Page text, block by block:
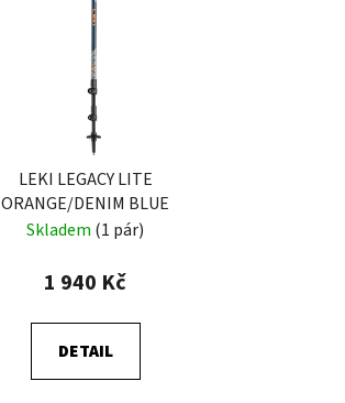
LEKI LEGACY LITE
ORANGE/DENIM BLUE
Skladem (1 pár)
1 940 Kč
DETAIL